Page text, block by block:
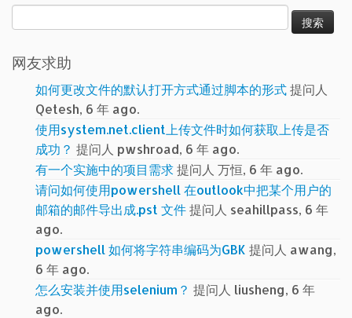
索：
网友求助
如何更改文件的默认打开方式通过脚本的形式提问人
Qetesh, 6 年 ago.
使用system.net.client上传文件时如何获取上传是否
成功？ 提问人 pwshroad, 6 年 ago.
有一个实施中的项目需求提问人 万恒, 6 年 ago.
请问如何使用powershell 在outlook中把某个用户的
邮箱的邮件导出成.pst 文件提问人 seahillpass, 6 年
ago.
powershell 如何将字符串编码为GBK 提问人 awang,
6 年 ago.
怎么安装并使用selenium？ 提问人 liusheng, 6 年
ago.